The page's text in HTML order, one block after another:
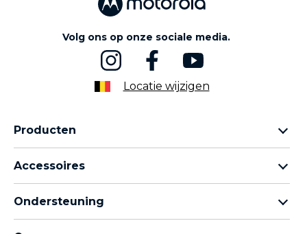
Volg ons op onze sociale media.
Locatie wijzigen
Producten
moto g-familie
Accessoires
moto tag
Ondersteuning